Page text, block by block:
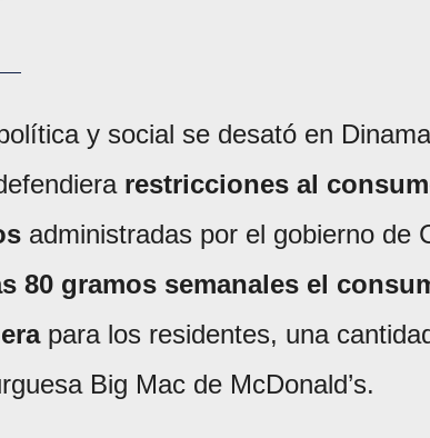
y social se desató en
restricciones al
administradas por el gobierno de
80 gramos semanales el
para los residentes, una
Big Mac de McDonald’s.